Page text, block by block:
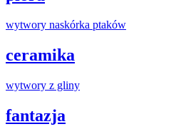
wytwory naskórka ptaków
ceramika
wytwory z gliny
fantazja